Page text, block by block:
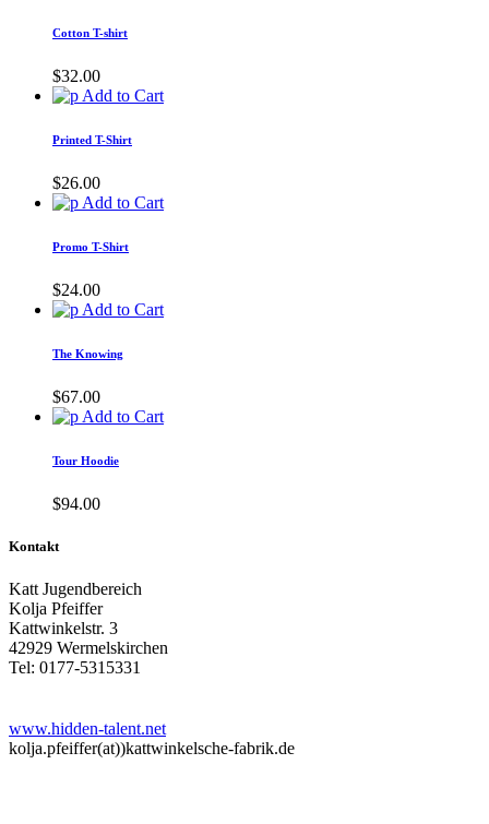
Cotton T-shirt
$32.00
Add to Cart
Printed T-Shirt
$26.00
Add to Cart
Promo T-Shirt
$24.00
Add to Cart
The Knowing
$67.00
Add to Cart
Tour Hoodie
$94.00
Kontakt
Katt Jugendbereich
Kolja Pfeiffer
Kattwinkelstr. 3
42929 Wermelskirchen
Tel: 0177-5315331
www.hidden-talent.net
kolja.pfeiffer(at))kattwinkelsche-fabrik.de